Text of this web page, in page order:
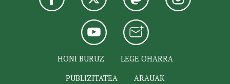
HONI BURUZ
LEGE OHARRA
PUBLIZITATEA
ARAUAK